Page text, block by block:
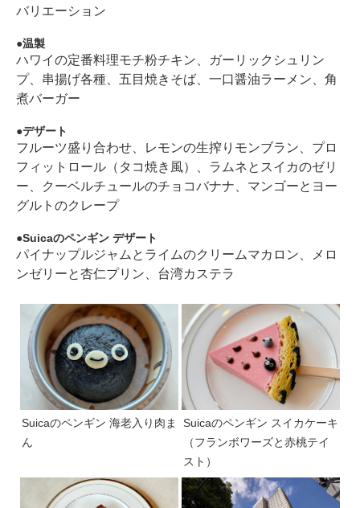
バリエーション
温製
ハワイの定番料理モチ粉チキン、ガーリックシュリン
プ、串揚げ各種、五目焼きそば、一口醤油ラーメン、角
煮バーガー
デザート
フルーツ盛り合わせ、レモンの生搾りモンブラン、プロ
フィットロール（タコ焼き風）、ラムネとスイカのゼリ
ー、クーベルチュールのチョコバナナ、マンゴーとヨー
グルトのクレープ
Suicaのペンギン デザート
パイナップルジャムとライムのクリームマカロン、メロ
ンゼリーと杏仁プリン、台湾カステラ
Suicaのペンギン 海老入り肉ま
ん
Suicaのペンギン スイカケーキ
（フランボワーズと赤桃テイ
スト）